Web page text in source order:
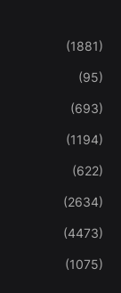
(1881)
(95)
(693)
(1194)
(622)
(2634)
(4473)
(1075)